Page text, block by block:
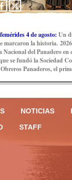
4 de agosto: Un
marcaron la historia.
Nacional del Panadero en
se fundó la Sociedad
Panaderos, el
NOTICIAS
STAFF